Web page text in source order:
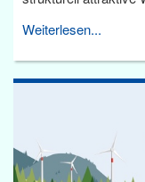
Weiterlesen...